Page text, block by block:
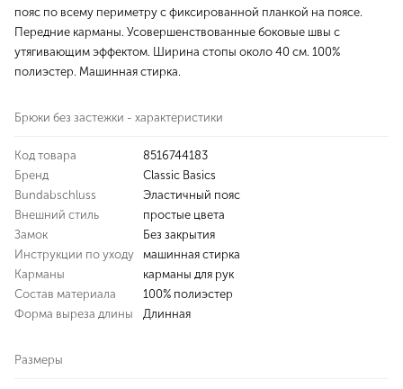
пояс по всему периметру с фиксированной планкой на поясе.
Передние карманы. Усовершенствованные боковые швы с
утягивающим эффектом. Ширина стопы около 40 см. 100%
полиэстер. Машинная стирка.
Брюки без застежки - характеристики
Код товара
8516744183
Бренд
Classic Basics
Bundabschluss
Эластичный пояс
Внешний стиль
простые цвета
Замок
Без закрытия
Инструкции по уходу
машинная стирка
Карманы
карманы для рук
Состав материала
100% полиэстер
Форма выреза длины
Длинная
Размеры